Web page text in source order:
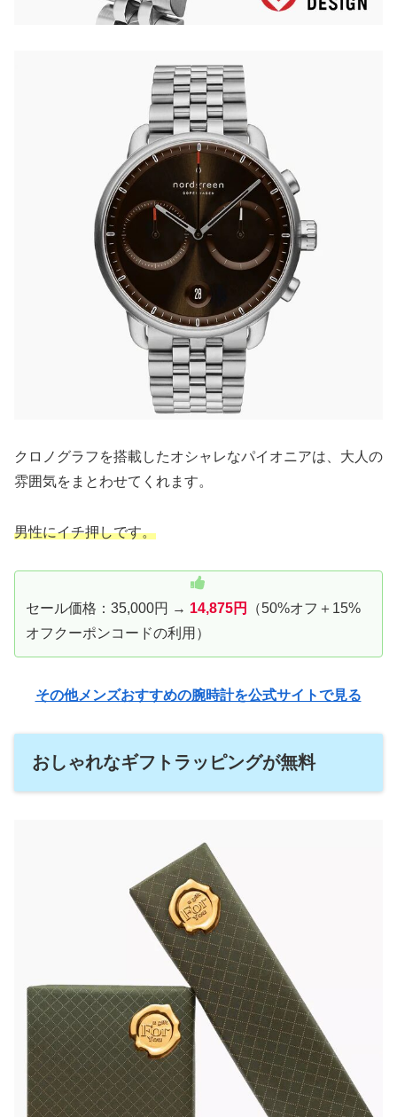
クロノグラフを搭載したオシャレなパイオニアは、大人の
雰囲気をまとわせてくれます。
男性にイチ押しです。
セール価格：35,000円 → 14,875円
（50%オフ＋15%
オフクーポンコードの利用）
その他メンズおすすめの腕時計を公式サイトで見る
おしゃれなギフトラッピングが無料